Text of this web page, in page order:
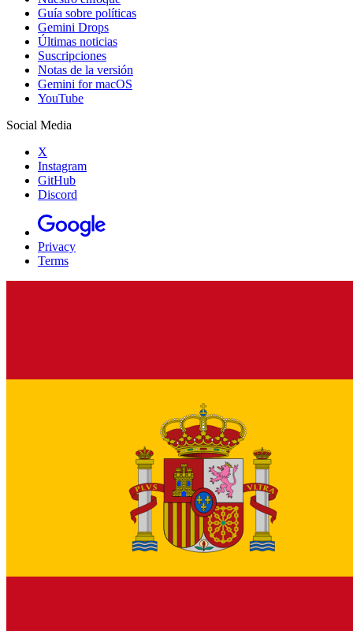
Guía sobre políticas
Gemini Drops
Últimas noticias
Suscripciones
Notas de la versión
Gemini for macOS
YouTube
Social Media
X
Instagram
GitHub
Discord
Privacy
Terms